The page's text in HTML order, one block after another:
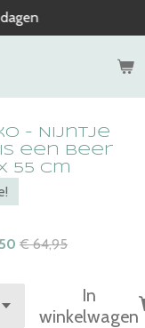
- Nijntje
een beer
55 cm
€ 64,95
In
winkelwagen